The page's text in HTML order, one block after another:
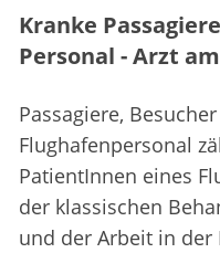
Kranke
Personal - Arzt
Passagiere,
Flughafenpersonal
PatientInnen eines
der klassischen
und der Arbeit in